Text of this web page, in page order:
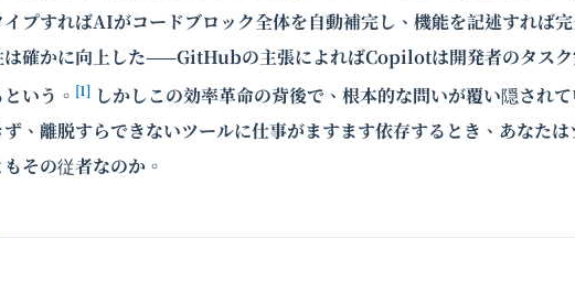
イプすればAIがコードブロック全体を自動補完し、機能を記述すれば
は確かに向上した——GitHubの主張によればCopilotは開発者のタス
いう。 [1] しかしこの効率革命の背後で、根本的な問いが覆い隠され
、離脱すらできないツールに仕事がますます依存するとき、あなた
その従者なのか。